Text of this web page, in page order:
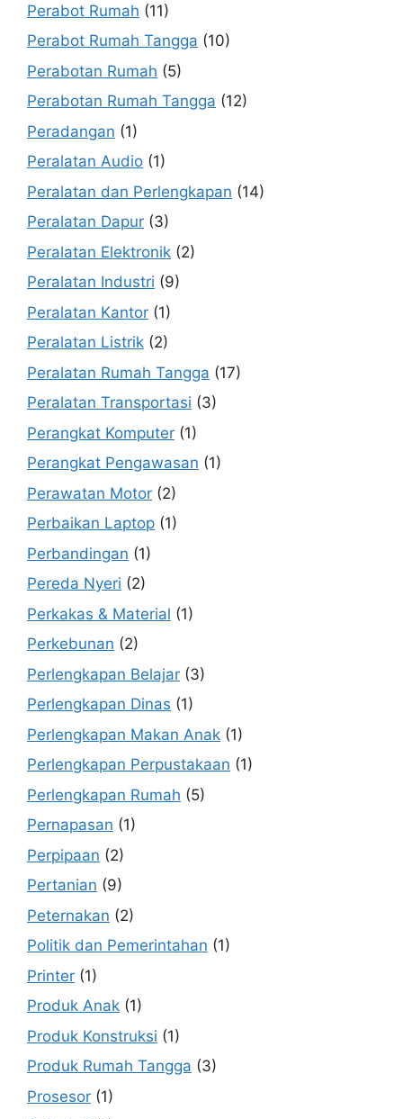
Perabot Rumah (11)
Perabot Rumah Tangga (10)
Perabotan Rumah (5)
Perabotan Rumah Tangga (12)
Peradangan (1)
Peralatan Audio (1)
Peralatan dan Perlengkapan (14)
Peralatan Dapur (3)
Peralatan Elektronik (2)
Peralatan Industri (9)
Peralatan Kantor (1)
Peralatan Listrik (2)
Peralatan Rumah Tangga (17)
Peralatan Transportasi (3)
Perangkat Komputer (1)
Perangkat Pengawasan (1)
Perawatan Motor (2)
Perbaikan Laptop (1)
Perbandingan (1)
Pereda Nyeri (2)
Perkakas & Material (1)
Perkebunan (2)
Perlengkapan Belajar (3)
Perlengkapan Dinas (1)
Perlengkapan Makan Anak (1)
Perlengkapan Perpustakaan (1)
Perlengkapan Rumah (5)
Pernapasan (1)
Perpipaan (2)
Pertanian (9)
Peternakan (2)
Politik dan Pemerintahan (1)
Printer (1)
Produk Anak (1)
Produk Konstruksi (1)
Produk Rumah Tangga (3)
Prosesor (1)